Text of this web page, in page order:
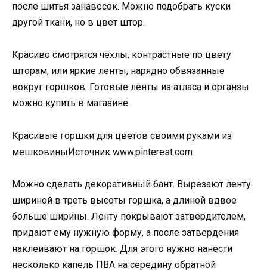
после шитья занавесок. Можно подобрать куски
другой ткани, но в цвет штор.
Красиво смотрятся чехлы, контрастные по цвету
шторам, или яркие ленты, нарядно обвязанные
вокруг горшков. Готовые ленты из атласа и органзы
можно купить в магазине.
Красивые горшки для цветов своими руками из
мешковиныИсточник www.pinterest.com
Можно сделать декоративный бант. Вырезают ленту
шириной в треть высоты горшка, а длиной вдвое
больше ширины. Ленту покрывают затвердителем,
придают ему нужную форму, а после затвердения
наклеивают на горшок. Для этого нужно нанести
несколько капель ПВА на середину обратной